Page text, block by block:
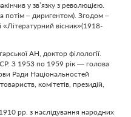
у зв’язку з революцією.
потім – диригентом). Згодом –
«Літературний вісник»(1918-
АН, доктор філології.
З 1953 по 1959 рік — голова
Ради Національностей
комітетів, президій,
рр. з наслідування народних